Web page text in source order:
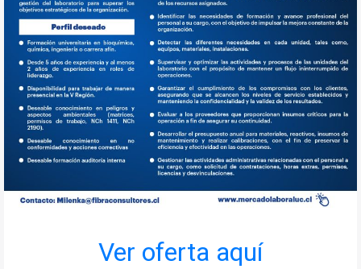
Ver oferta aquí